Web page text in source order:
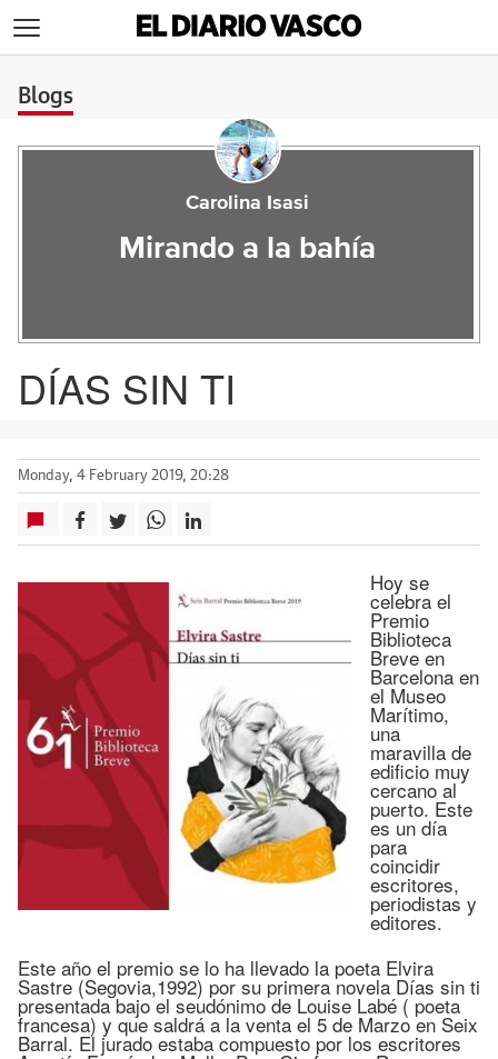
Blogs
Carolina Isasi
Mirando a la bahía
DÍAS SIN TI
Monday, 4 February 2019, 20:28
Hoy se
celebra el
Premio
Biblioteca
Breve en
Barcelona en
el Museo
Marítimo,
una
maravilla de
edificio muy
cercano al
puerto. Este
es un día
para
coincidir
escritores,
periodistas y
editores.
Este año el premio se lo ha llevado la poeta Elvira
Sastre (Segovia,1992) por su primera novela Días sin ti
presentada bajo el seudónimo de Louise Labé ( poeta
francesa) y que saldrá a la venta el 5 de Marzo en Seix
Barral. El jurado estaba compuesto por los escritores